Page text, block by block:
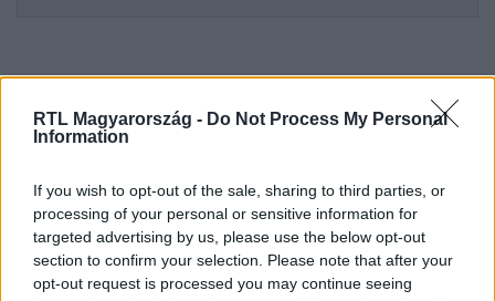
RTL Magyarország - Do Not Process My Personal
Information
If you wish to opt-out of the sale, sharing to third parties, or
processing of your personal or sensitive information for
targeted advertising by us, please use the below opt-out
section to confirm your selection. Please note that after your
opt-out request is processed you may continue seeing
Kövess minket, és értesülj a friss hírekről a